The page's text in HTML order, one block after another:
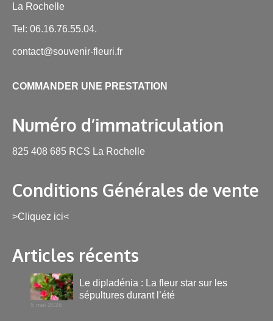
La Rochelle
Tel: 06.16.76.55.04.
contact@souvenir-fleuri.fr
COMMANDER UNE PRESTATION
Numéro d’immatriculation
825 408 685 RCS La Rochelle
Conditions Générales de vente
>Cliquez ici<
Articles récents
Le dipladénia : La fleur star sur les
sépultures durant l’été
5 mai 2026